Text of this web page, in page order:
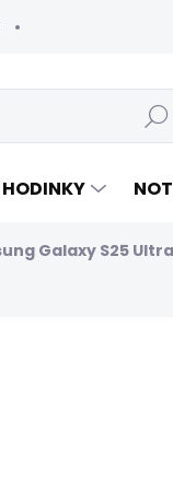
Hľadať
Galaxy S25 Ultra